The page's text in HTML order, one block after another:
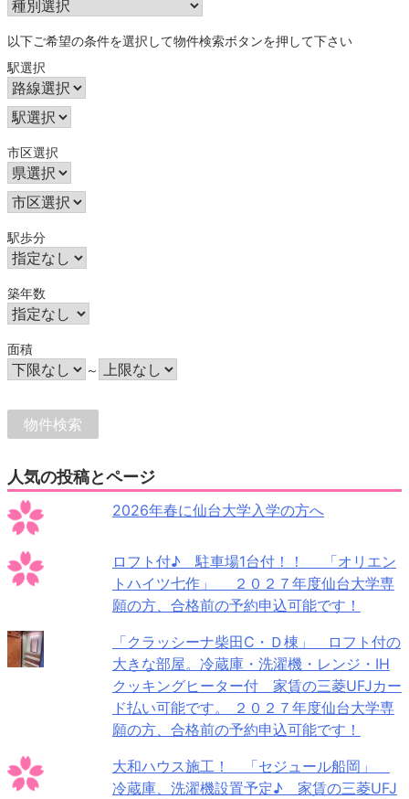
以下ご希望の条件を選択して物件検索ボタンを押して下さい
駅選択
市区選択
駅歩分
築年数
面積
～
人気の投稿とページ
2026年春に仙台大学入学の方へ
ロフト付♪ 駐車場1台付！！ 「オリエン
トハイツ七作」 ２０２７年度仙台大学専
願の方、合格前の予約申込可能です！
「クラッシーナ柴田C・Ｄ棟」 ロフト付の
大きな部屋。冷蔵庫・洗濯機・レンジ・IH
クッキングヒーター付 家賃の三菱UFJカー
ド払い可能です。 ２０２７年度仙台大学専
願の方、合格前の予約申込可能です！
大和ハウス施工！ 「セジュール船岡」
冷蔵庫、洗濯機設置予定♪ 家賃の三菱UFJ